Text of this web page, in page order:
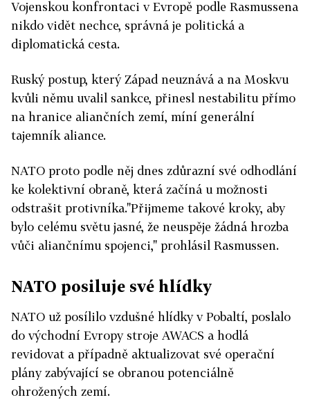
Vojenskou konfrontaci v Evropě podle Rasmussena
nikdo vidět nechce, správná je politická a
diplomatická cesta.
Ruský postup, který Západ neuznává a na Moskvu
kvůli němu uvalil sankce, přinesl nestabilitu přímo
na hranice aliančních zemí, míní generální
tajemník aliance.
NATO proto podle něj dnes zdůrazní své odhodlání
ke kolektivní obraně, která začíná u možnosti
odstrašit protivníka."Přijmeme takové kroky, aby
bylo celému světu jasné, že neuspěje žádná hrozba
vůči aliančnímu spojenci," prohlásil Rasmussen.
NATO posiluje své hlídky
NATO už posílilo vzdušné hlídky v Pobaltí, poslalo
do východní Evropy stroje AWACS a hodlá
revidovat a případně aktualizovat své operační
plány zabývající se obranou potenciálně
ohrožených zemí.